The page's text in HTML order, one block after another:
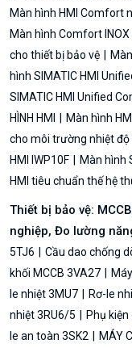
Màn hình HMI Comfort
Màn hình Comfort INOX
cho thiết bị bảo vệ
hình SIMATIC HMI
SIMATIC HMI Unified
HÌNH HMI
Màn hình
cho môi trường nhiệt độ
HMI IWP10F
Màn hình
HMI tiêu chuẩn thế hệ
Thiết bị bảo vệ:
nghiệp, Đo lường
5TJ6
Cầu dao chống
khối MCCB 3VA27
le nhiệt 3MU7
Rơ-le
nhiệt 3RU6/5
Phụ
le an toàn 3SK2
MÁY